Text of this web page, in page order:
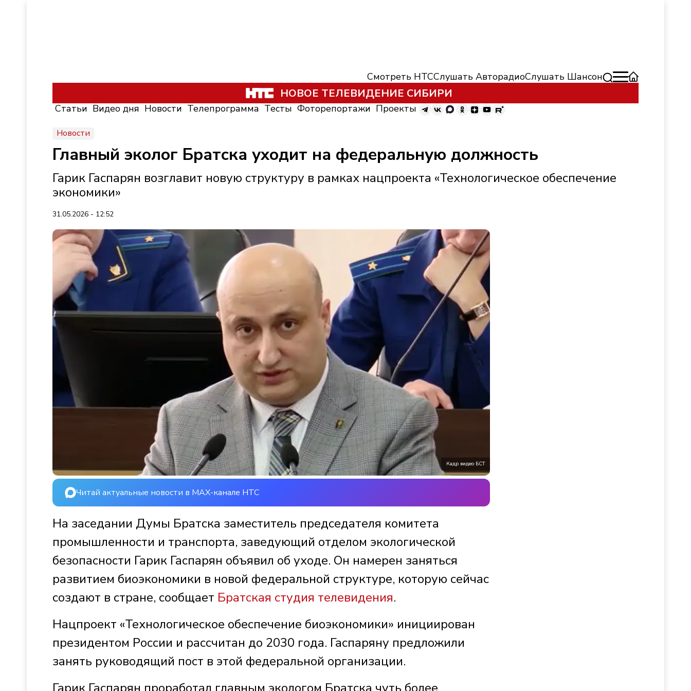
Смотреть НТССлушать АвторадиоСлушать Шансон
НОВОЕ ТЕЛЕВИДЕНИЕ СИБИРИ
Статьи Видео дня Новости Телепрограмма Тесты Фоторепортажи Проекты
Новости
Главный эколог Братска уходит на федеральную должность
Гарик Гаспарян возглавит новую структуру в рамках нацпроекта «Технологическое обеспечение
экономики»
31.05.2026 - 12:52
Кадр видео БСТ
Читай актуальные новости в MAX-канале НТС
На заседании Думы Братска заместитель председателя комитета
промышленности и транспорта, заведующий отделом экологической
безопасности Гарик Гаспарян объявил об уходе. Он намерен заняться
развитием биоэкономики в новой федеральной структуре, которую сейчас
создают в стране, сообщает Братская студия телевидения.
Нацпроект «Технологическое обеспечение биоэкономики» инициирован
президентом России и рассчитан до 2030 года. Гаспаряну предложили
занять руководящий пост в этой федеральной организации.